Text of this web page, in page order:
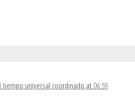
tiempo universal coordinado at 06:59